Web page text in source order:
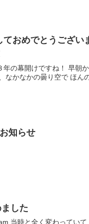
ておめでとうござ
年の幕開けですね！ 早朝
なかなかの曇り空で ほ
知らせ
した
当時と全く変わってい